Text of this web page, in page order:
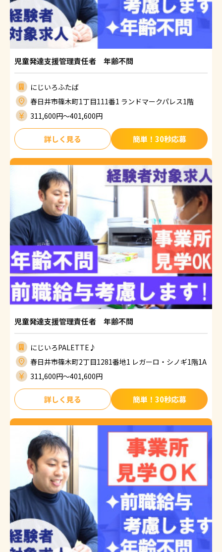
児童発達支援管理責任者 年齢不問
にじいろふたば
春日井市篠木町1丁目111番1 ランドマークパレス1階
311,600円〜401,600円
詳しく見る 簡単！30秒応募
児童発達支援管理責任者 年齢不問
にじいろPALETTE♪
春日井市篠木町2丁目1281番地1 レガーロ・シノギ1階1A
311,600円〜401,600円
詳しく見る 簡単！30秒応募